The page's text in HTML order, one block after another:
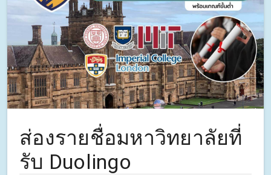
ส่องรายชื่อมหาวิทยาลัยที่
รับ Duolingo